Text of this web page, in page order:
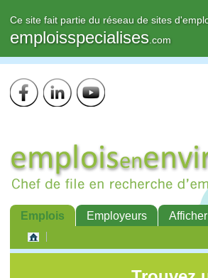
Ce site fait partie du réseau de sites
emploisspecialises .com
Emplois Employeurs